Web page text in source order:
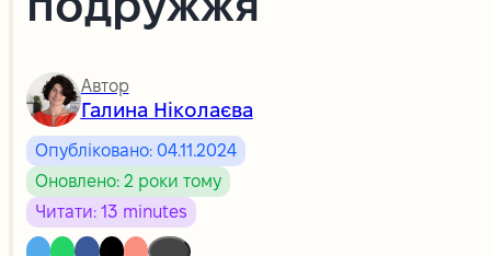
Автор
Галина Ніколаєва
Опубліковано: 04.11.2024
Оновлено: 2 роки тому
Читати: 13 minutes